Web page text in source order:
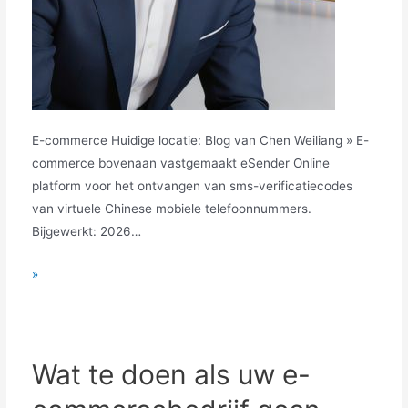
E-commerce Huidige locatie: Blog van Chen Weiliang » E-
commerce bovenaan vastgemaakt eSender Online
platform voor het ontvangen van sms-verificatiecodes
van virtuele Chinese mobiele telefoonnummers.
Bijgewerkt: 2026…
Strategische
van
commerce:
Kerncompetenties
»
Wat te doen als uw e-